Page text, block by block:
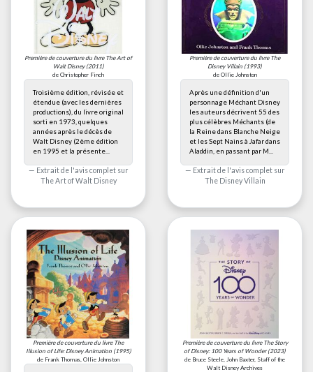
Première de couverture du livre The Art of
Walt Disney(2011)
de Christopher Finch
Troisième édition, révisée et
étendue (avec les dernières
productions), du livre original
sorti en 1973, quelques
années après le décès de
Walt Disney (2ème édition
en 1995 et la présente...
Extrait de l'avis complet sur
The Art of Walt Disney
Première de couverture du livre The
Disney Villain (1993)
de Ollie Johnston
Après une définition d'un
personnage Méchant Disney
les auteurs décrivent 55 des
plus célèbres Méchants (de
la Reine dans Blanche Neige
et les Sept Nains à Jafar dans
Aladdin, en passant par M...
Extrait de l'avis complet sur
The Disney Villain
Première de couverture du livre The
Illusion of Life: Disney Animation(1995)
de Frank Thomas, Ollie Johnston
Première de couverture du livre The Story
of Disney: 100 Years of Wonder(2023)
de Bruce Steele, John Baxter, Staff of the
Walt Disney Archives